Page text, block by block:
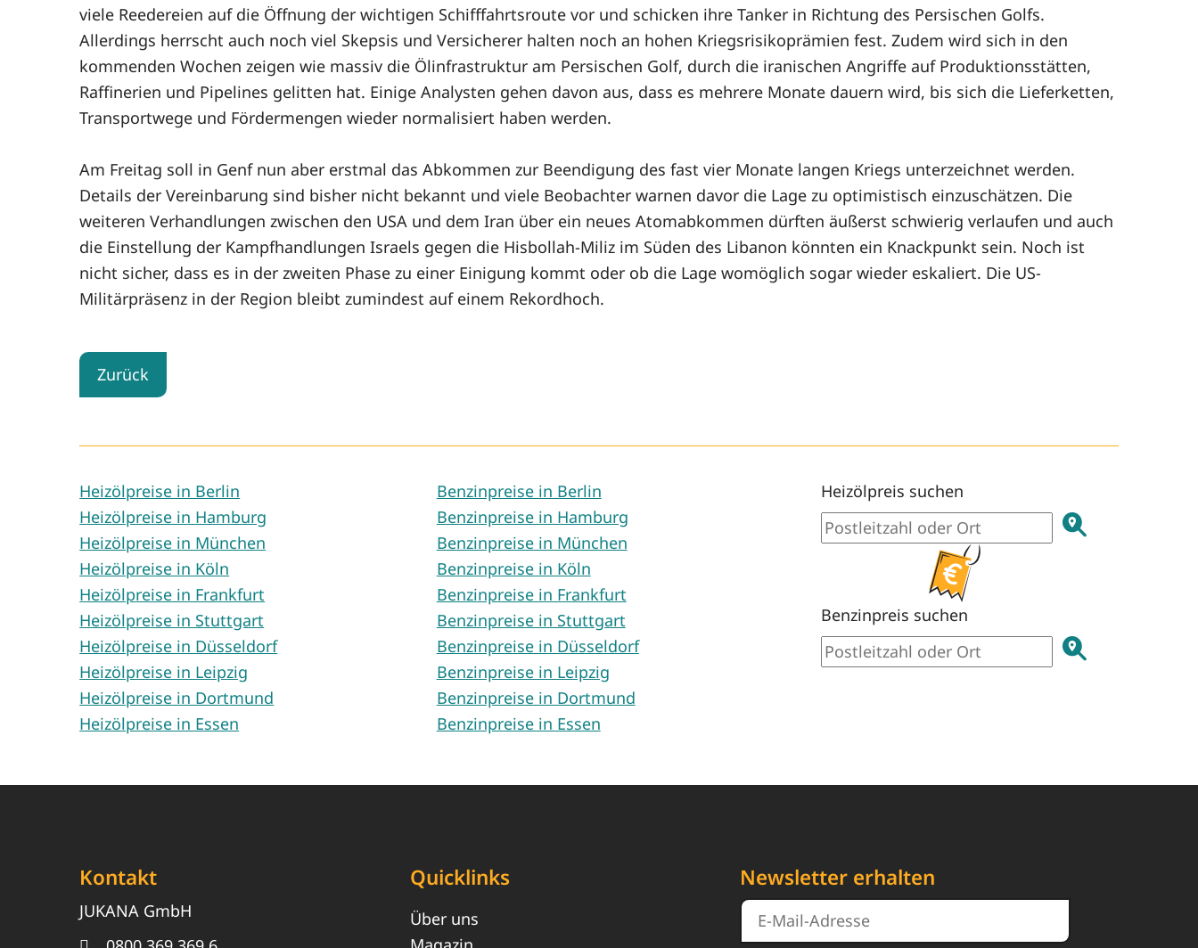
viele Reedereien auf die Öffnung der wichtigen Schifffahrtsroute vor und schicken ihre Tanker in Richtung des Persischen Golfs.
Allerdings herrscht auch noch viel Skepsis und Versicherer halten noch an hohen Kriegsrisikoprämien fest. Zudem wird sich in den
kommenden Wochen zeigen wie massiv die Ölinfrastruktur am Persischen Golf, durch die iranischen Angriffe auf Produktionsstätten,
Raffinerien und Pipelines gelitten hat. Einige Analysten gehen davon aus, dass es mehrere Monate dauern wird, bis sich die Lieferketten,
Transportwege und Fördermengen wieder normalisiert haben werden.
Am Freitag soll in Genf nun aber erstmal das Abkommen zur Beendigung des fast vier Monate langen Kriegs unterzeichnet werden.
Details der Vereinbarung sind bisher nicht bekannt und viele Beobachter warnen davor die Lage zu optimistisch einzuschätzen. Die
weiteren Verhandlungen zwischen den USA und dem Iran über ein neues Atomabkommen dürften äußerst schwierig verlaufen und auch
die Einstellung der Kampfhandlungen Israels gegen die Hisbollah-Miliz im Süden des Libanon könnten ein Knackpunkt sein. Noch ist
nicht sicher, dass es in der zweiten Phase zu einer Einigung kommt oder ob die Lage womöglich sogar wieder eskaliert. Die US-
Militärpräsenz in der Region bleibt zumindest auf einem Rekordhoch.
Zurück
Heizölpreise in Berlin
Heizölpreise in Hamburg
Heizölpreise in München
Heizölpreise in Köln
Heizölpreise in Frankfurt
Heizölpreise in Stuttgart
Heizölpreise in Düsseldorf
Heizölpreise in Leipzig
Heizölpreise in Dortmund
Heizölpreise in Essen
Benzinpreise in Berlin
Benzinpreise in Hamburg
Benzinpreise in München
Benzinpreise in Köln
Benzinpreise in Frankfurt
Benzinpreise in Stuttgart
Benzinpreise in Düsseldorf
Benzinpreise in Leipzig
Benzinpreise in Dortmund
Benzinpreise in Essen
Heizölpreis suchen
Benzinpreis suchen
Kontakt
JUKANA GmbH
Quicklinks
Über uns
Newsletter erhalten